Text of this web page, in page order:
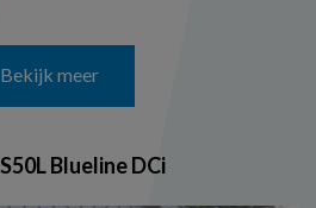
Bekijk meer
Blueline DCi